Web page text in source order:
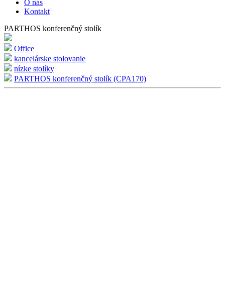
O nás
Kontakt
PARTHOS konferenčný stolík
Office
kancelárske stolovanie
nízke stolíky
PARTHOS konferenčný stolík (CPA170)